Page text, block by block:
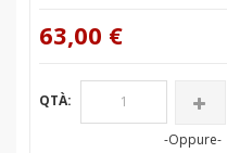
63,00 €
QTÀ:
-Oppure-